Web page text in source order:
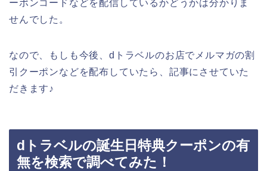
ーポンコードなどを配信しているかどうかは分かりま
せんでした。
なので、もしも今後、dトラベルのお店でメルマガの割
引クーポンなどを配布していたら、記事にさせていた
だきます♪
dトラベルの誕生日特典クーポンの有
無を検索で調べてみた！